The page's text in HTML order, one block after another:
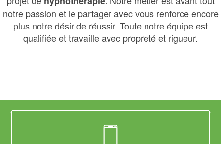
notre passion et le partager avec vous renforce encore
plus notre désir de réussir. Toute notre équipe est
qualifiée et travaille avec propreté et rigueur.